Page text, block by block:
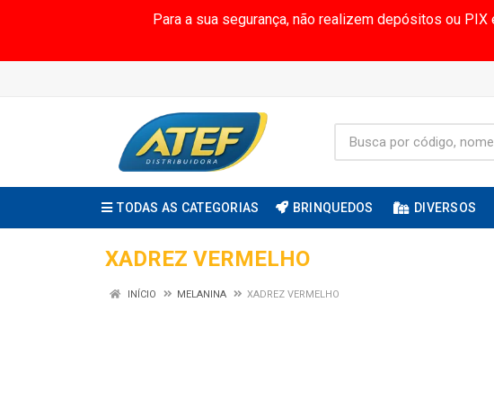
Para a sua segurança, não realizem depósitos ou
TODAS AS CATEGORIAS BRINQUEDOS DIVERSOS
XADREZ VERMELHO
INÍCIO MELANINA XADREZ VERMELHO